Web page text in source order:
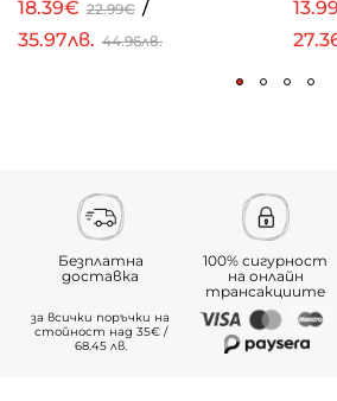
18.39€ 22.99€ /
35.97лв. 44.96лв.
Безплатна
доставка
за всички поръчки на
стойност над 35€ /
68.45 лв.
100% сигурност
на онлайн
трансакциите